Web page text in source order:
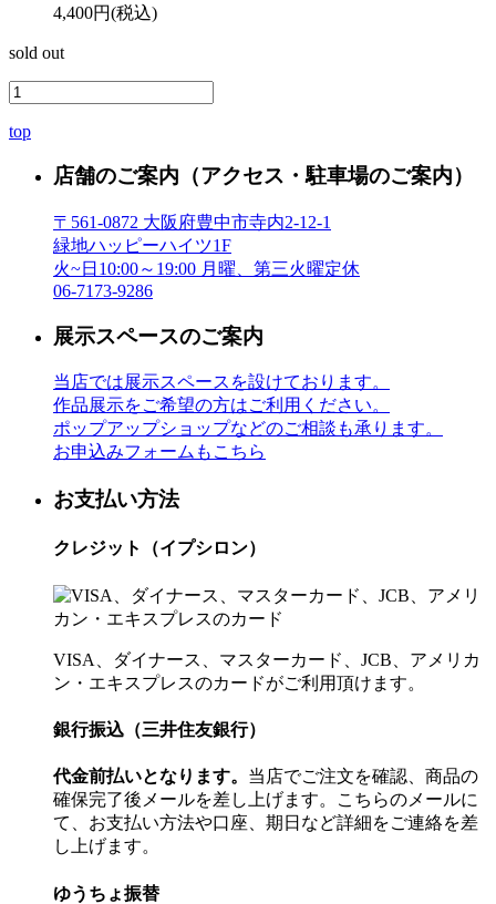
4,400円(税込)
sold out
top
店舗のご案内 （アクセス・駐車場のご案内）
〒561-0872 大阪府豊中市寺内2-12-1
緑地ハッピーハイツ1F
火~日10:00～19:00 月曜、第三火曜定休
06-7173-9286
展示スペースのご案内
当店では展示スペースを設けております。
作品展示をご希望の方はご利用ください。
ポップアップショップなどのご相談も承ります。
お申込みフォームもこちら
お支払い方法
クレジット（イプシロン）
VISA、ダイナース、マスターカード、JCB、アメリカ
ン・エキスプレスのカードがご利用頂けます。
銀行振込（三井住友銀行）
代金前払いとなります。 当店でご注文を確認、商品の
確保完了後メールを差し上げます。こちらのメールに
て、お支払い方法や口座、期日など詳細をご連絡を差
し上げます。
ゆうちょ振替